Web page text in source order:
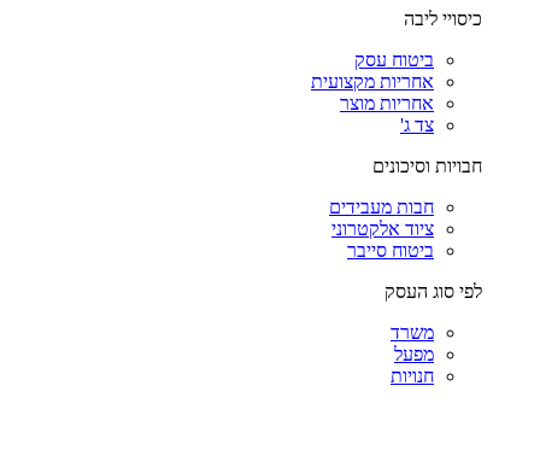
כיסויי ליבה
ביטוח עסק
אחריות מקצועית
אחריות מוצר
צד ג'
חבויות וסיכונים
חבות מעבידים
ציוד אלקטרוני
ביטוח סייבר
לפי סוג העסק
משרד
מפעל
חנויות